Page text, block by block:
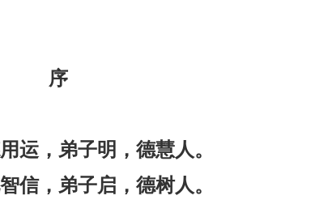
序
运，弟子明，德慧人。
信，弟子启，德树人。